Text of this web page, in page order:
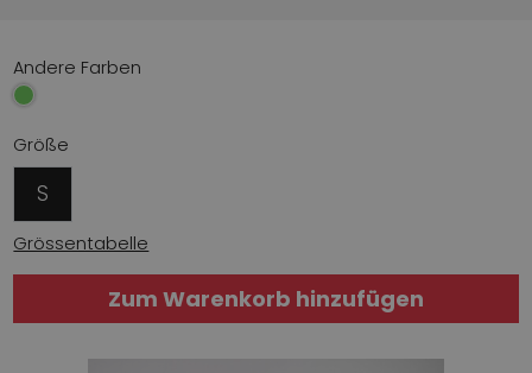
Andere Farben
Größe
S
Grössentabelle
Zum Warenkorb hinzufügen